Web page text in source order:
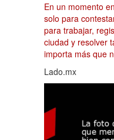
En un momento
solo para
para trabajar,
ciudad y resolver
importa más que
Lado.mx